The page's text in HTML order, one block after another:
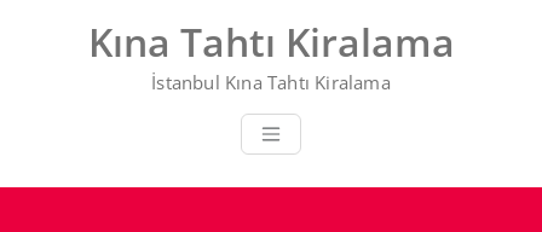
Kına Tahtı Kiralama
İstanbul Kına Tahtı Kiralama